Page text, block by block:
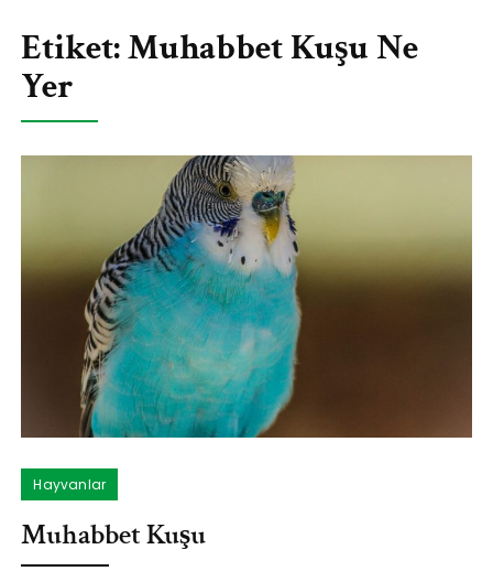
Etiket:Muhabbet Kuşu Ne
Yer
Hayvanlar
Muhabbet Kuşu